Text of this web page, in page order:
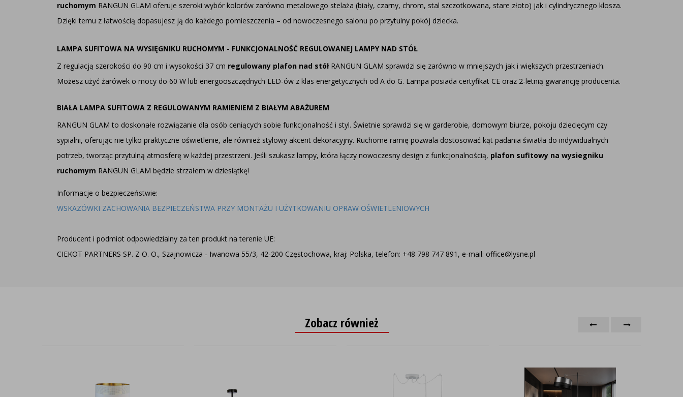
ruchomym RANGUN GLAM oferuje szeroki wybór kolorów zarówno metalowego stelaża (biały, czarny, chrom, stal szczotkowana, stare złoto) jak i cylindrycznego klosza.
Dzięki temu z łatwością dopasujesz ją do każdego pomieszczenia – od nowoczesnego salonu po przytulny pokój dziecka.
LAMPA SUFITOWA NA WYSIĘGNIKU RUCHOMYM - FUNKCJONALNOŚĆ REGULOWANEJ LAMPY NAD STÓŁ
Z regulacją szerokości do 90 cm i wysokości 37 cm regulowany plafon nad stół RANGUN GLAM sprawdzi się zarówno w mniejszych jak i większych przestrzeniach.
Możesz użyć żarówek o mocy do 60 W lub energooszczędnych LED-ów z klas energetycznych od A do G. Lampa posiada certyfikat CE oraz 2-letnią gwarancję producenta.
BIAŁA LAMPA SUFITOWA Z REGULOWANYM RAMIENIEM Z BIAŁYM ABAŻUREM
RANGUN GLAM to doskonałe rozwiązanie dla osób ceniących sobie funkcjonalność i styl. Świetnie sprawdzi się w garderobie, domowym biurze, pokoju dziecięcym czy
sypialni, oferując nie tylko praktyczne oświetlenie, ale również stylowy akcent dekoracyjny. Ruchome ramię pozwala dostosować kąt padania światła do indywidualnych
potrzeb, tworząc przytulną atmosferę w każdej przestrzeni. Jeśli szukasz lampy, która łączy nowoczesny design z funkcjonalnością, plafon sufitowy na wysiegniku
ruchomym RANGUN GLAM będzie strzałem w dziesiątkę!
Informacje o bezpieczeństwie:
WSKAZÓWKI ZACHOWANIA BEZPIECZEŃSTWA PRZY MONTAŻU I UŻYTKOWANIU OPRAW OŚWIETLENIOWYCH
Producent i podmiot odpowiedzialny za ten produkt na terenie UE:
CIEKOT PARTNERS SP. Z O. O., Szajnowicza - Iwanowa 55/3, 42-200 Częstochowa, kraj: Polska, telefon: +48 798 747 891, e-mail: office@lysne.pl
Zobacz również